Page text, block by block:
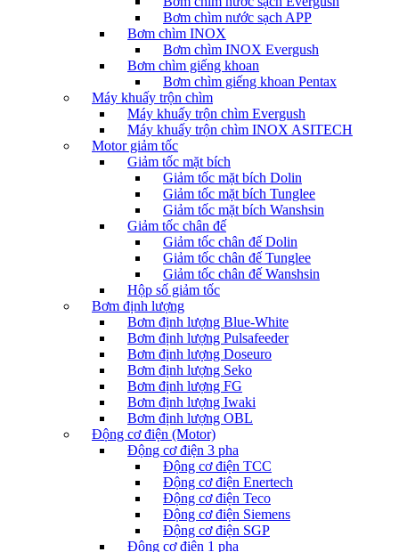
Bơm chìm nước sạch APP
Bơm chìm INOX
Bơm chìm INOX Evergush
Bơm chìm giếng khoan
Bơm chìm giếng khoan Pentax
Máy khuấy trộn chìm
Máy khuấy trộn chìm Evergush
Máy khuấy trộn chìm INOX ASITECH
Motor giảm tốc
Giảm tốc mặt bích
Giảm tốc mặt bích Dolin
Giảm tốc mặt bích Tunglee
Giảm tốc mặt bích Wanshsin
Giảm tốc chân đế
Giảm tốc chân đế Dolin
Giảm tốc chân đế Tunglee
Giảm tốc chân đế Wanshsin
Hộp số giảm tốc
Bơm định lượng
Bơm định lượng Blue-White
Bơm định lượng Pulsafeeder
Bơm định lượng Doseuro
Bơm định lượng Seko
Bơm định lượng FG
Bơm định lượng Iwaki
Bơm định lượng OBL
Động cơ điện (Motor)
Động cơ điện 3 pha
Động cơ điện TCC
Động cơ điện Enertech
Động cơ điện Teco
Động cơ điện Siemens
Động cơ điện SGP
Động cơ điện 1 pha